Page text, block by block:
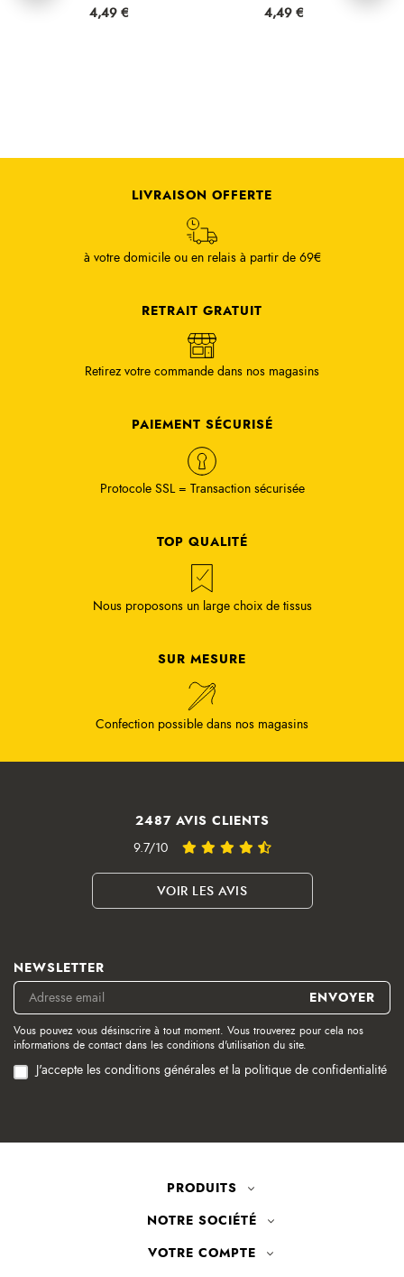
Prix
4,49 €
Prix
4,49 €
LIVRAISON OFFERTE
à votre domicile ou en relais à partir de 69€
RETRAIT GRATUIT
Retirez votre commande dans nos magasins
PAIEMENT SÉCURISÉ
Protocole SSL = Transaction sécurisée
TOP QUALITÉ
Nous proposons un large choix de tissus
SUR MESURE
Confection possible dans nos magasins
2487 AVIS CLIENTS
9.7/10
VOIR LES AVIS
NEWSLETTER
Vous pouvez vous désinscrire à tout moment. Vous trouverez pour cela nos
informations de contact dans les conditions d'utilisation du site.
J'accepte les conditions générales et la politique de confidentialité
PRODUITS
NOTRE SOCIÉTÉ
VOTRE COMPTE